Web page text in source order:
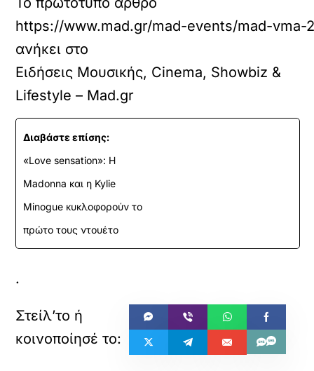
https://www.mad.gr/mad-events/mad-
ανήκει στο
Ειδήσεις Μουσικής, Cinema, Showbiz &
Lifestyle – Mad.gr
Διαβάστε επίσης:
«Love sensation»: Η
Madonna και η Kylie
Minogue κυκλοφορούν το
πρώτο τους ντουέτο
.